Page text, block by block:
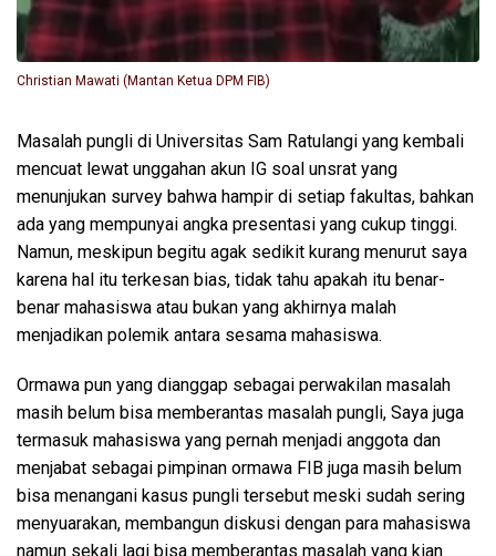
Christian Mawati (Mantan Ketua DPM FIB)
Masalah pungli di Universitas Sam Ratulangi yang kembali
mencuat lewat unggahan akun IG soal unsrat yang
menunjukan survey bahwa hampir di setiap fakultas, bahkan
ada yang mempunyai angka presentasi yang cukup tinggi.
Namun, meskipun begitu agak sedikit kurang menurut saya
karena hal itu terkesan bias, tidak tahu apakah itu benar-
benar mahasiswa atau bukan yang akhirnya malah
menjadikan polemik antara sesama mahasiswa.
Ormawa pun yang dianggap sebagai perwakilan masalah
masih belum bisa memberantas masalah pungli, Saya juga
termasuk mahasiswa yang pernah menjadi anggota dan
menjabat sebagai pimpinan ormawa FIB juga masih belum
bisa menangani kasus pungli tersebut meski sudah sering
menyuarakan, membangun diskusi dengan para mahasiswa
namun sekali lagi bisa memberantas masalah yang kian